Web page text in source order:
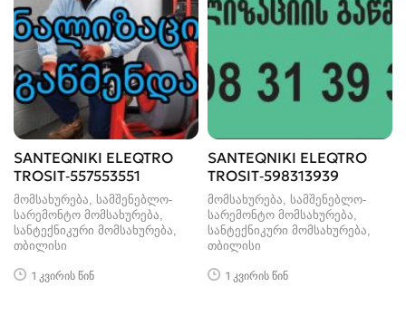
SANTEQNIKI ELEQTRO
TROSIT-557553551
მომსახურება, სამშენებლო-
სარემონტო მომსახურება,
სანტექნიკური მომსახურება
თბილისი
1 კვირის წინ
SANTEQNIKI ELEQTRO
TROSIT-598313939
მომსახურება, სამშენებლო-
სარემონტო მომსახურება,
სანტექნიკური მომსახურება
თბილისი
1 კვირის წინ